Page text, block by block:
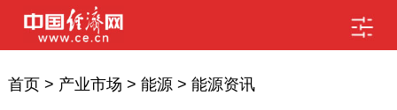
首页> 产业市场 > 能源> 能源资讯